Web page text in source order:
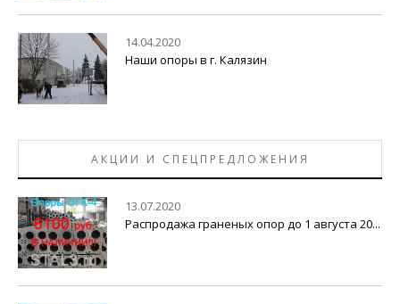
14.04.2020
Наши опоры в г. Калязин
АКЦИИ И СПЕЦПРЕДЛОЖЕНИЯ
13.07.2020
Распродажа граненых опор до 1 августа 20...